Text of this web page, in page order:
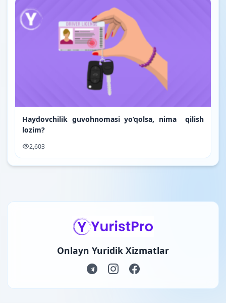
Haydovchilik guvohnomasi yo‘qolsa, nima qilish
lozim?
2,603
Onlayn Yuridik Xizmatlar